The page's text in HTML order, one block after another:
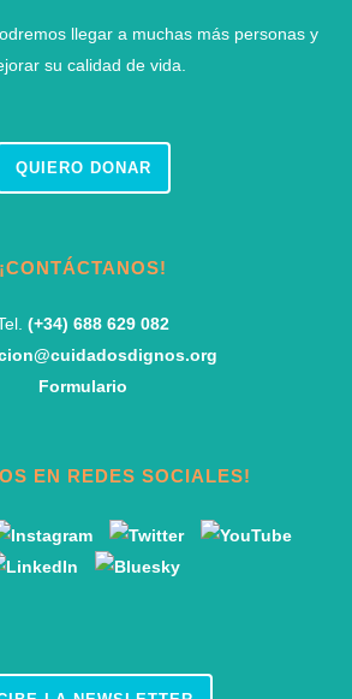
llegar a muchas más personas y
su calidad de vida.
QUIERO DONAR
¡CONTÁCTANOS!
(+34) 688 629 082
Formulario
EN REDES SOCIALES!